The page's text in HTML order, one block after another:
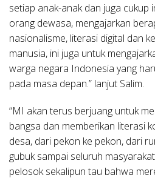
setiap anak-anak dan juga cukup
orang dewasa, mengajarkan
nasionalisme, literasi digital dan
manusia, ini juga untuk
warga negara Indonesia yang
pada masa depan.” lanjut Salim.
“MI akan terus berjuang untuk
bangsa dan memberikan literasi
desa, dari pekon ke pekon, dari
gubuk sampai seluruh
pelosok sekalipun tau bahwa